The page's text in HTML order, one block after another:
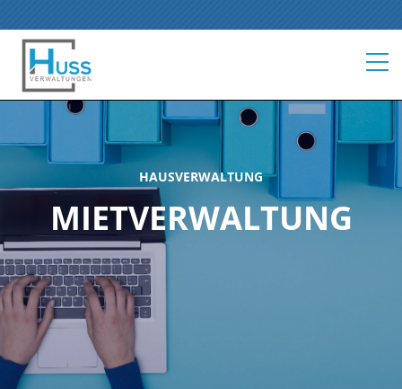
HAUSVERWALTUNG
MIETVERWALTUNG